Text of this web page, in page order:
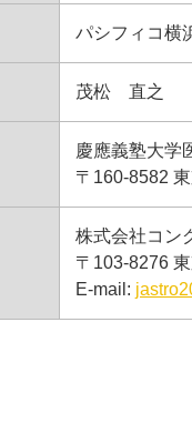
パシフィコ横
茂松 直之 （
慶應義塾大学
〒160-8582
株式会社コン
〒103-8276
E-mail: